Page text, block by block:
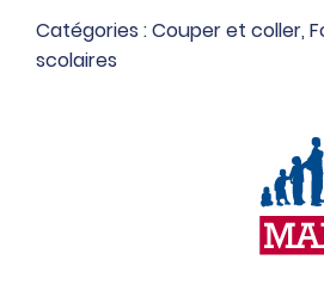
Catégories :Couper et coller,
scolaires